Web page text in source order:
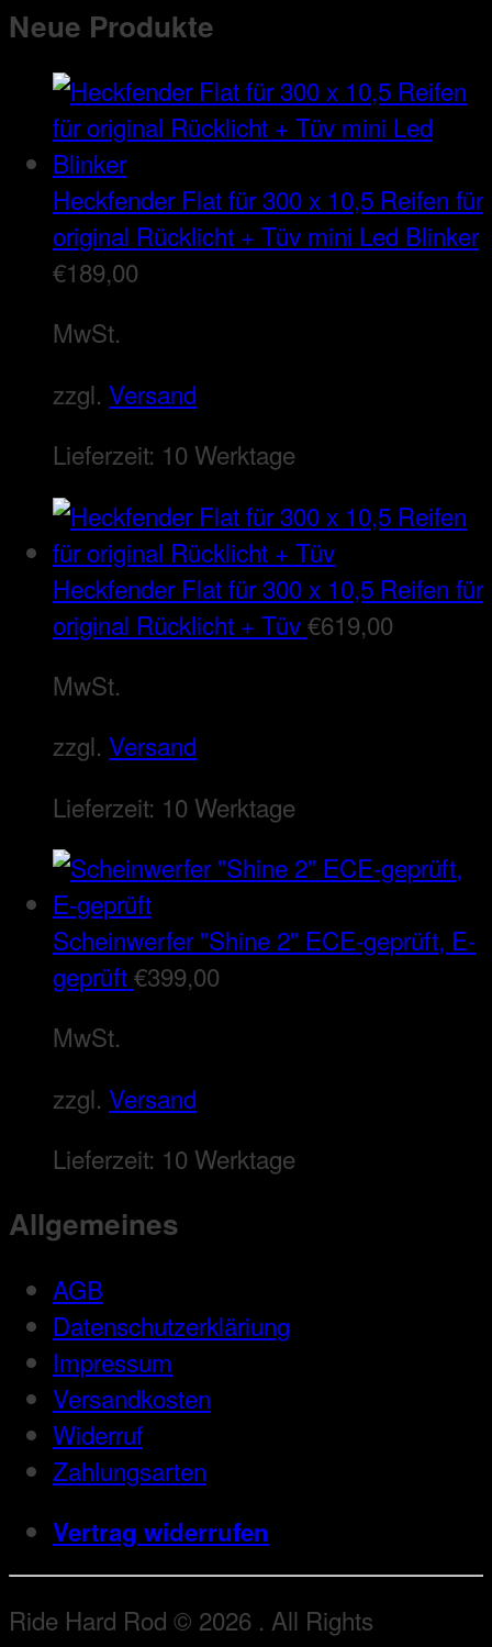
Neue Produkte
Heckfender Flat für 300 x 10,5 Reifen für
original Rücklicht + Tüv mini Led Blinker
€189,00
MwSt.
zzgl. Versand
Lieferzeit: 10 Werktage
Heckfender Flat für 300 x 10,5 Reifen für
original Rücklicht + Tüv€619,00
MwSt.
zzgl. Versand
Lieferzeit: 10 Werktage
Scheinwerfer "Shine 2" ECE-geprüft, E-
geprüft€399,00
MwSt.
zzgl. Versand
Lieferzeit: 10 Werktage
Allgemeines
AGB
Datenschutzerkläriung
Impressum
Versandkosten
Widerruf
Zahlungsarten
Vertrag widerrufen
Ride Hard Rod © 2026 . All Rights